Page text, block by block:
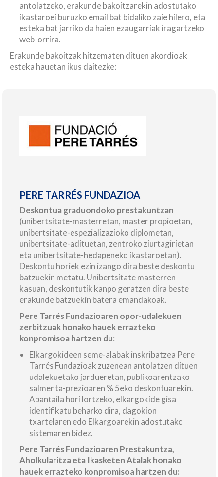
antolatzeko, erakunde bakoitzarekin adostutako
ikastaroei buruzko email bat bidaliko zaie hilero, eta
esteka bat jarriko da haien ezaugarriak iragartzeko
web-orrira.
Erakunde bakoitzak hitzematen dituen akordioak
esteka hauetan ikus daitezke:
PERE TARRÉS FUNDAZIOA
Deskontua graduondoko prestakuntzan
(unibertsitate-masterretan, master propioetan,
unibertsitate-espezializazioko diplometan,
unibertsitate-adituetan, zentroko ziurtagirietan
eta unibertsitate-hedapeneko ikastaroetan).
Deskontu horiek ezin izango dira beste deskontu
batzuekin metatu. Unibertsitate masterren
kasuan, deskontutik kanpo geratzen dira beste
erakunde batzuekin batera emandakoak.
Pere Tarrés Fundazioaren opor-udalekuen
zerbitzuak honako hauek errazteko
konpromisoa hartzen du:
Elkargokideen seme-alabak inskribatzea Pere
Tarrés Fundazioak zuzenean antolatzen dituen
udalekuetako jardueretan, publikoarentzako
salmenta-prezioaren % 5eko deskontuarekin.
Abantaila hori lortzeko, elkargokide gisa
identifikatu beharko dira, dagokion
txartelaren edo Elkargoarekin adostutako
sistemaren bidez.
Pere Tarrés Fundazioaren Prestakuntza,
Aholkularitza eta Ikasketen Atalak honako
hauek errazteko konpromisoa hartzen du: